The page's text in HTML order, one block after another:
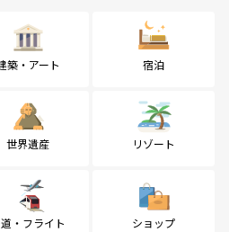
築・アート 宿泊
世界遺産 リゾート
・フライト ショップ